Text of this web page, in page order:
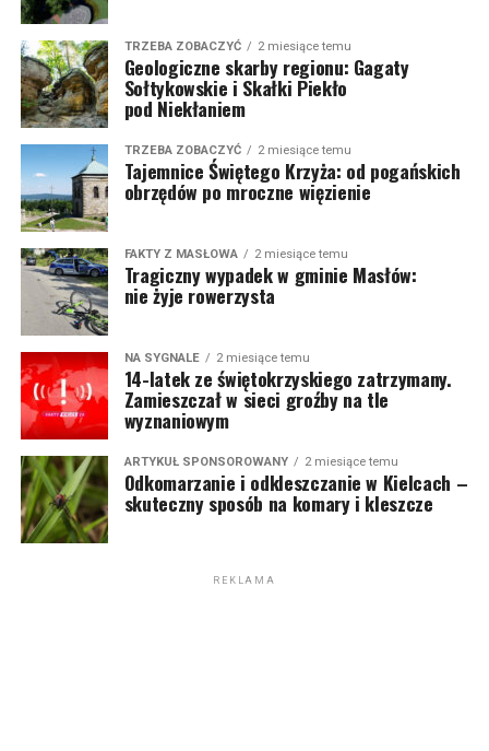
TRZEBA ZOBACZYĆ 2 miesiące temu
Geologiczne skarby regionu: Gagaty
Sołtykowskie i Skałki Piekło
pod Niekłaniem
TRZEBA ZOBACZYĆ 2 miesiące temu
Tajemnice Świętego Krzyża: od pogańskich
obrzędów po mroczne więzienie
FAKTY Z MASŁOWA 2 miesiące temu
Tragiczny wypadek w gminie Masłów:
nie żyje rowerzysta
NA SYGNALE 2 miesiące temu
14-latek ze świętokrzyskiego zatrzymany.
Zamieszczał w sieci groźby na tle
wyznaniowym
ARTYKUŁ SPONSOROWANY 2 miesiące temu
Odkomarzanie i odkleszczanie w Kielcach –
skuteczny sposób na komary i kleszcze
REKLAMA